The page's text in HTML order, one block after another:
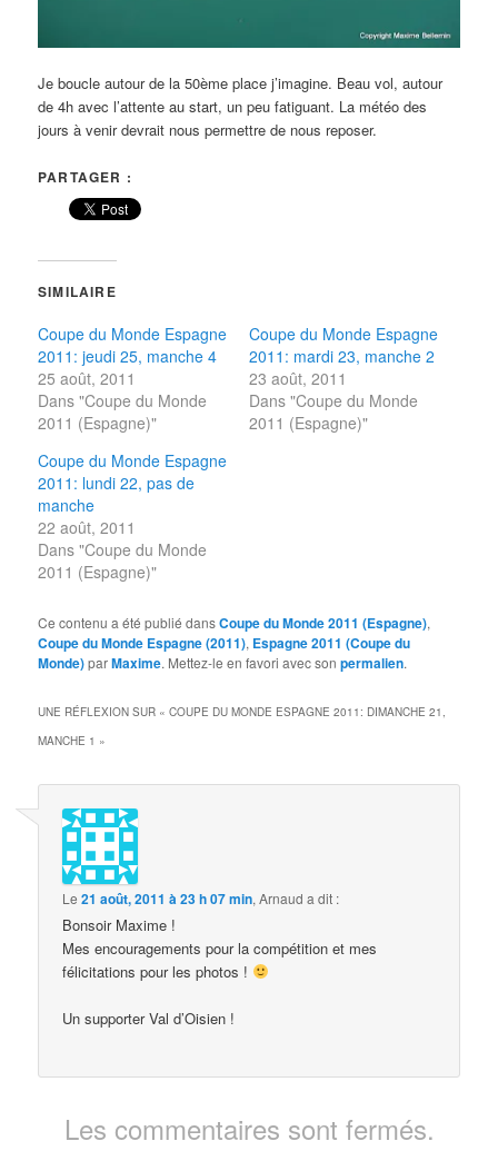
Je boucle autour de la 50ème place j’imagine. Beau vol, autour
de 4h avec l’attente au start, un peu fatiguant. La météo des
jours à venir devrait nous permettre de nous reposer.
PARTAGER :
SIMILAIRE
Coupe du Monde Espagne
2011: jeudi 25, manche 4
25 août, 2011
Dans "Coupe du Monde
2011 (Espagne)"
Coupe du Monde Espagne
2011: mardi 23, manche 2
23 août, 2011
Dans "Coupe du Monde
2011 (Espagne)"
Coupe du Monde Espagne
2011: lundi 22, pas de
manche
22 août, 2011
Dans "Coupe du Monde
2011 (Espagne)"
Ce contenu a été publié dansCoupe du Monde 2011 (Espagne),
Coupe du Monde Espagne (2011), Espagne 2011 (Coupe du
Monde)parMaxime. Mettez-le en favori avec sonpermalien.
UNE RÉFLEXION SUR «COUPE DU MONDE ESPAGNE 2011: DIMANCHE 21,
MANCHE 1 »
Le21 août, 2011 à 23 h 07 min,Arnaud a dit :
Bonsoir Maxime !
Mes encouragements pour la compétition et mes
félicitations pour les photos !
Un supporter Val d’Oisien !
Les commentaires sont fermés.